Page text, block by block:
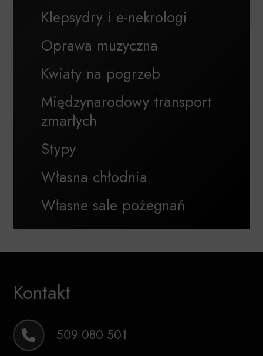
Klepsydry i e-nekrologi
Oprawa muzyczna
Kwiaty na pogrzeb
Międzynarodowy transport
zmarłych
Stypy
Własna chłodnia
Własne sale pożegnań
Kontakt
509 080 501